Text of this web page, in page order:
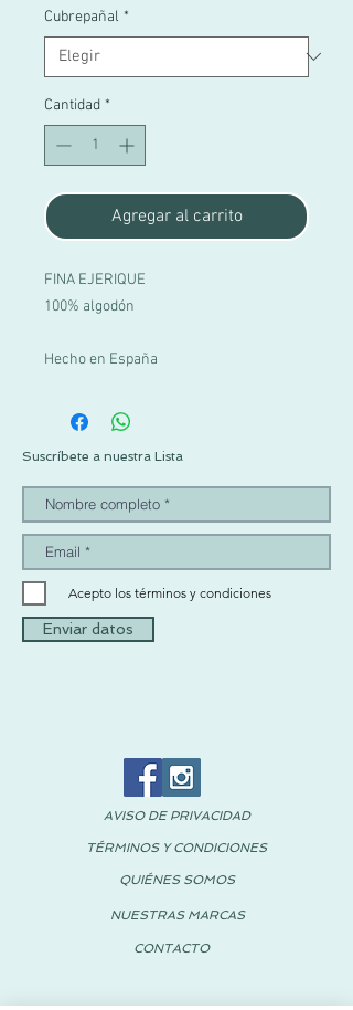
Cubrepañal *
Cantidad *
Agregar al carrito
FINA EJERIQUE
100% algodón
Hecho en España
Suscríbete a nuestra Lista
Acepto los términos y condiciones
Enviar datos
AVISO DE PRIVACIDAD
TÉRMINOS Y CONDICIONES
QUIÉNES SOMOS
NUESTRAS MARCAS
CONTACTO